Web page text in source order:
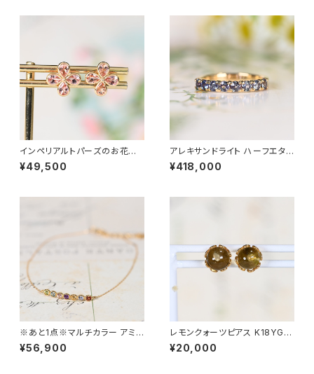
インペリアルトパーズのお花ピ
アス K18YG（GH3178）
¥49,500
アレキサンドライト ハーフエタニ
ティ K18YG リング 11号（GH10
19）
¥418,000
※あと1点※マルチカラー アミュ
レット K18YG ブレスレット（YP1
947）
¥56,900
レモンクォーツピアス K18YG（J
K34811）
¥20,000